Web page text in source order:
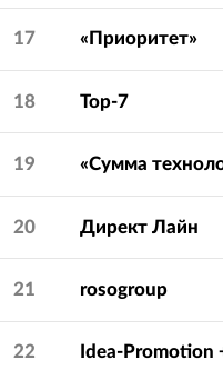
17 «Приоритет»
18 Top-7
19 «Сумма
20 Директ Лайн
21 rosogroup
22 Idea-Promotion